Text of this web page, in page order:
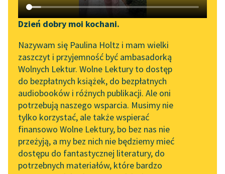
Katalog DAISY
Podkasty o książkach
Zgłoś brak utworu
Aktualności
Zapraszamy na spotkanie
online z tłumaczkami
literatury skandynawskiej
Spotkanie z Katarzyną
Tunkiel w Oslo
Wolne Lektury na 32.
Pol’and’Rock Festivalu
Narzędzia
Mapa Wolnych Lektur
Leśmianator
Przewodnik dla piszących i
czytających
API
Dzień dobry moi kochani.
Nazywam się Paulina Holtz i mam wielki
zaszczyt i przyjemność być ambasadorką
Wolnych Lektur. Wolne Lektury to dostęp
do bezpłatnych książek, do bezpłatnych
audiobooków i różnych publikacji. Ale oni
potrzebują naszego wsparcia. Musimy nie
tylko korzystać, ale także wspierać
finansowo Wolne Lektury, bo bez nas nie
przeżyją, a my bez nich nie będziemy mieć
dostępu do fantastycznej literatury, do
potrzebnych materiałów, które bardzo
Kometa zawraca
Kim jest ta, która wydaje się
pobierz książkę